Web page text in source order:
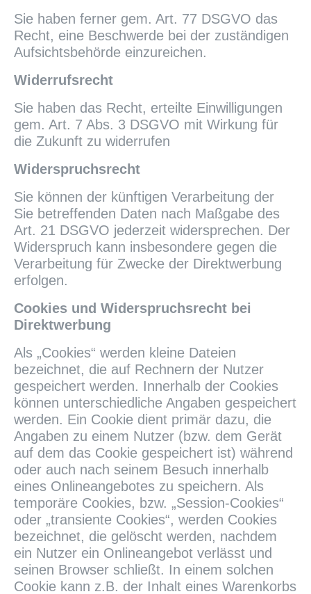
Sie haben ferner gem. Art. 77 DSGVO das
Recht, eine Beschwerde bei der zuständigen
Aufsichtsbehörde einzureichen.
Widerrufsrecht
Sie haben das Recht, erteilte Einwilligungen
gem. Art. 7 Abs. 3 DSGVO mit Wirkung für
die Zukunft zu widerrufen
Widerspruchsrecht
Sie können der künftigen Verarbeitung der
Sie betreffenden Daten nach Maßgabe des
Art. 21 DSGVO jederzeit widersprechen. Der
Widerspruch kann insbesondere gegen die
Verarbeitung für Zwecke der Direktwerbung
erfolgen.
Cookies und Widerspruchsrecht bei
Direktwerbung
Als „Cookies“ werden kleine Dateien
bezeichnet, die auf Rechnern der Nutzer
gespeichert werden. Innerhalb der Cookies
können unterschiedliche Angaben gespeichert
werden. Ein Cookie dient primär dazu, die
Angaben zu einem Nutzer (bzw. dem Gerät
auf dem das Cookie gespeichert ist) während
oder auch nach seinem Besuch innerhalb
eines Onlineangebotes zu speichern. Als
temporäre Cookies, bzw. „Session-Cookies“
oder „transiente Cookies“, werden Cookies
bezeichnet, die gelöscht werden, nachdem
ein Nutzer ein Onlineangebot verlässt und
seinen Browser schließt. In einem solchen
Cookie kann z.B. der Inhalt eines Warenkorbs